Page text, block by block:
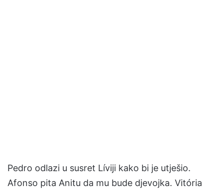
Pedro odlazi u susret Líviji kako bi je utješio.
Afonso pita Anitu da mu bude djevojka. Vitória